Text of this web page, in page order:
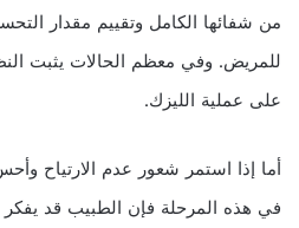
من شفائها الكامل وتقييم مقدار
للمريض. وفي معظم الحالات يثبت
على عملية الليزك.
أما إذا استمر شعور عدم الارتياح
في هذه المرحلة فإن الطبيب قد يفكر